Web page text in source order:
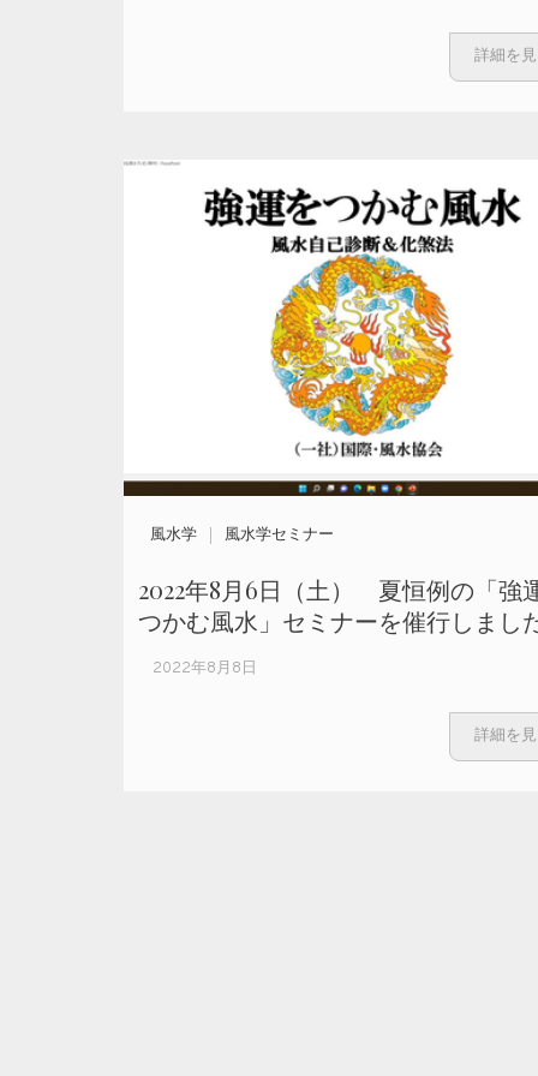
詳細を見
風水学 風水学セミナー
2022年8月6日（土） 夏恒例の「強
つかむ風水」セミナーを催行しまし
2022年8月8日
詳細を見